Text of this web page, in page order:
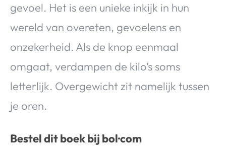
gevoel. Het is een unieke inkijk in hun
wereld van overeten, gevoelens en
onzekerheid. Als de knop eenmaal
omgaat, verdampen de kilo’s soms
letterlijk. Overgewicht zit namelijk tussen
je oren.
Bestel dit boek bij bol·com